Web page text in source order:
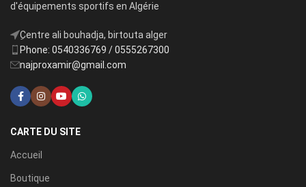
d'équipements sportifs en Algérie
ِCentre ali bouhadja, birtouta alger
Phone: 0540336769 / 0555267300
najproxamir@gmail.com
CARTE DU SITE
Accueil
Boutique